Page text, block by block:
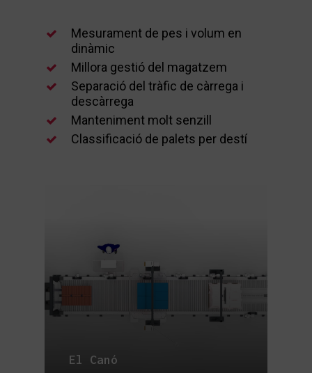
Mesurament de pes i volum en
dinàmic
Millora gestió del magatzem
Separació del tràfic de càrrega i
descàrrega
Manteniment molt senzill
Classificació de palets per destí
El Canó